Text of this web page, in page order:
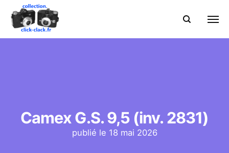
Camex G.S. 9,5 (inv. 2831)
publié le 18 mai 2026